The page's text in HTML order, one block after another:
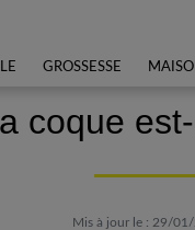
GROSSESSE
coque
Mis à jour le : 29/